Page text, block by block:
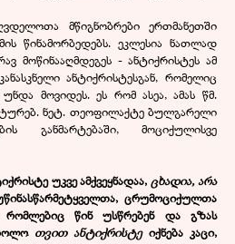
მწიგნობრები ერთმანეთში
წინამორბედებს. ეკლესია ნათლად
მოწინააღმდეგეს - ანტიქრისტეს ამ
ანტიქრისტესგან, რომელიც
მოვიდეს. ეს რომ ასეა, ამას წმ.
ნეტ. თეოფილაქტე ბულგარელი
განმარტებაში, მოციქულისვე
უკვე ამქვეყნადაა,ცხადია, არა
ცრუმოციქულთა
წინ უსწრებენ და გზას
თვით ანტიქრისტეიქნება კაცი,